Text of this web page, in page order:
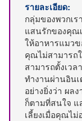
รายละเอียด:
กลุ่มของพวกเ
แสนรักของคุณ
ให้อาหารแมว
คุณไม่สามารถ
สามารถตั้งเว
ทำงานผ่านอินเ
อย่างยิ่งว่า ผล
ก็ตามที่สนใจ แ
เลี้ยงเมื่อคุณไม่